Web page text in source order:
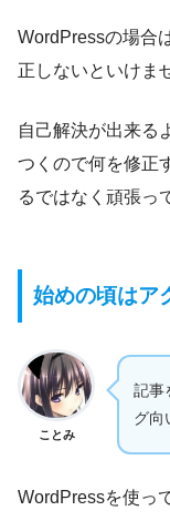
WordPressの場合
正しないといけま
自己解決が出来る
つくので何を修正
るではなく頑張っ
始めの頃はア
ことみ
記事
グ向
WordPressを使っ